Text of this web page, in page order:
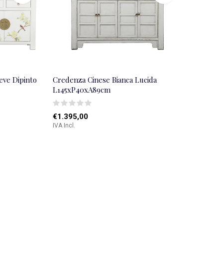
Dipinto
Credenza Cinese Bianca Lucida
L145xP40xA89cm
€1.395,00
IVA Incl.